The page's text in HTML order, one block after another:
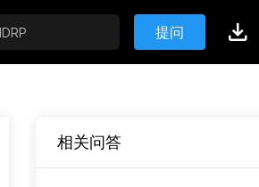
提问
相关问答